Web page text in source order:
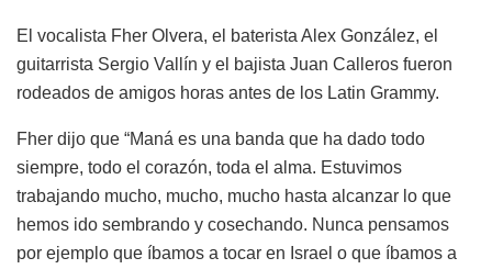
El vocalista Fher Olvera, el baterista Alex González, el
guitarrista Sergio Vallín y el bajista Juan Calleros fueron
rodeados de amigos horas antes de los Latin Grammy.
Fher dijo que “Maná es una banda que ha dado todo
siempre, todo el corazón, toda el alma. Estuvimos
trabajando mucho, mucho, mucho hasta alcanzar lo que
hemos ido sembrando y cosechando. Nunca pensamos
por ejemplo que íbamos a tocar en Israel o que íbamos a